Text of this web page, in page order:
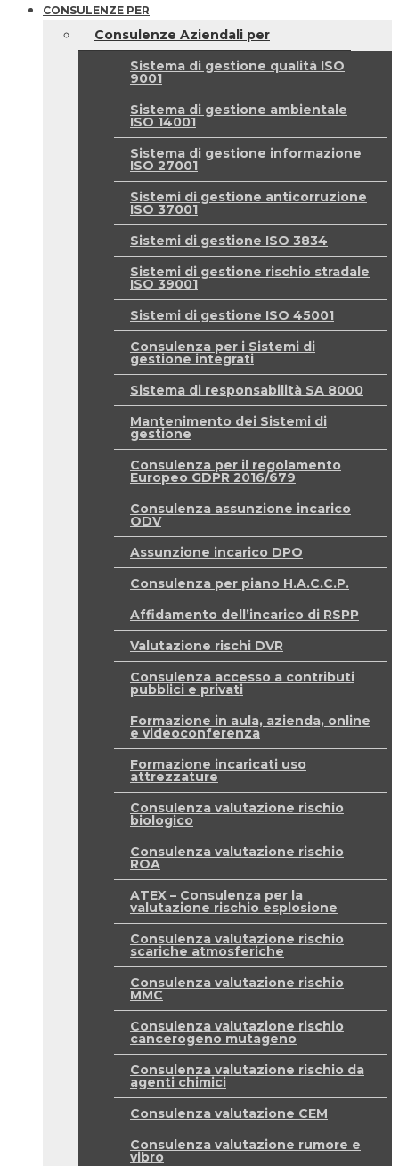
CONSULENZE PER
Consulenze Aziendali per
Sistema di gestione qualità ISO
9001
Sistema di gestione ambientale
ISO 14001
Sistema di gestione informazione
ISO 27001
Sistemi di gestione anticorruzione
ISO 37001
Sistemi di gestione ISO 3834
Sistemi di gestione rischio stradale
ISO 39001
Sistemi di gestione ISO 45001
Consulenza per i Sistemi di
gestione integrati
Sistema di responsabilità SA 8000
Mantenimento dei Sistemi di
gestione
Consulenza per il regolamento
Europeo GDPR 2016/679
Consulenza assunzione incarico
ODV
Assunzione incarico DPO
Consulenza per piano H.A.C.C.P.
Affidamento dell’incarico di RSPP
Valutazione rischi DVR
Consulenza accesso a contributi
pubblici e privati
Formazione in aula, azienda, online
e videoconferenza
Formazione incaricati uso
attrezzature
Consulenza valutazione rischio
biologico
Consulenza valutazione rischio
ROA
ATEX – Consulenza per la
valutazione rischio esplosione
Consulenza valutazione rischio
scariche atmosferiche
Consulenza valutazione rischio
MMC
Consulenza valutazione rischio
cancerogeno mutageno
Consulenza valutazione rischio da
agenti chimici
Consulenza valutazione CEM
Consulenza valutazione rumore e
vibro